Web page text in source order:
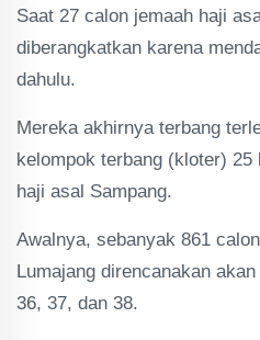
Saat 27 calon jemaah haji
diberangkatkan karena
dahulu.
Mereka akhirnya terbang
kelompok terbang (kloter) 25
haji asal Sampang.
Awalnya, sebanyak 861
Lumajang direncanakan
36, 37, dan 38.